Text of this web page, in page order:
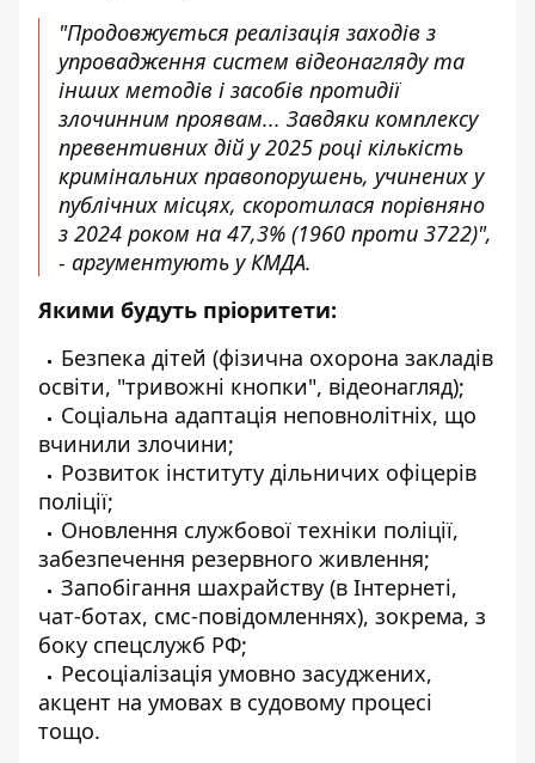
"Продовжується реалізація заходів з
упровадження систем відеонагляду та
інших методів і засобів протидії
злочинним проявам... Завдяки комплексу
превентивних дій у 2025 році кількість
кримінальних правопорушень, учинених у
публічних місцях, скоротилася порівняно
з 2024 роком на 47,3% (1960 проти 3722)",
- аргументують у КМДА.
Якими будуть пріоритети:
Безпека дітей (фізична охорона закладів
освіти, "тривожні кнопки", відеонагляд);
Соціальна адаптація неповнолітніх, що
вчинили злочини;
Розвиток інституту дільничих офіцерів
поліції;
Оновлення службової техніки поліції,
забезпечення резервного живлення;
Запобігання шахрайству (в Інтернеті,
чат-ботах, смс-повідомленнях), зокрема, з
боку спецслужб РФ;
Ресоціалізація умовно засуджених,
акцент на умовах в судовому процесі
тощо.